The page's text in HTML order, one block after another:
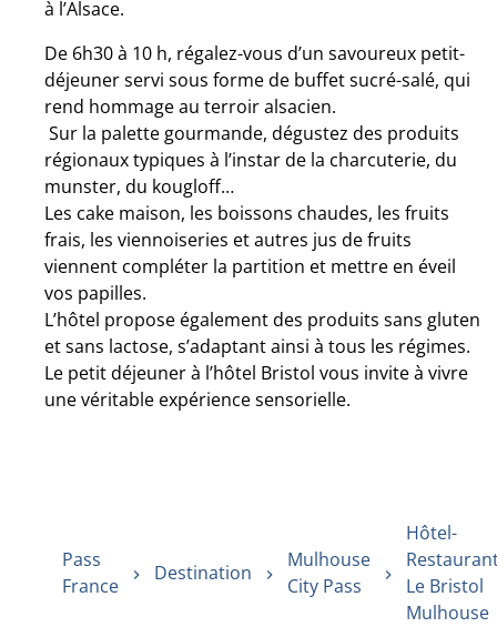
à l’Alsace.
De 6h30 à 10 h, régalez-vous d’un savoureux petit-
déjeuner servi sous forme de buffet sucré-salé, qui
rend hommage au terroir alsacien.
Sur la palette gourmande, dégustez des produits
régionaux typiques à l’instar de la charcuterie, du
munster, du kougloff…
Les cake maison, les boissons chaudes, les fruits
frais, les viennoiseries et autres jus de fruits
viennent compléter la partition et mettre en éveil
vos papilles.
L’hôtel propose également des produits sans gluten
et sans lactose, s’adaptant ainsi à tous les régimes.
Le petit déjeuner à l’hôtel Bristol vous invite à vivre
une véritable expérience sensorielle.
Pass
France
Destination
Mulhouse
City Pass
Hôtel-
Le Bristol
Mulhouse